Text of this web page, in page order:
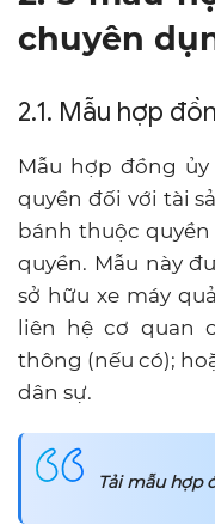
chuyên
2.1. Mẫu hợp
Mẫu hợp đồng
quyền đối với tài
bánh thuộc
quyền. Mẫu này
sở hữu xe máy
liên hệ cơ quan
thông (nếu có);
dân sự.
Tải mẫu hợp